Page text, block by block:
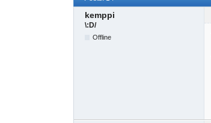
kemppi
\:D/
Offline